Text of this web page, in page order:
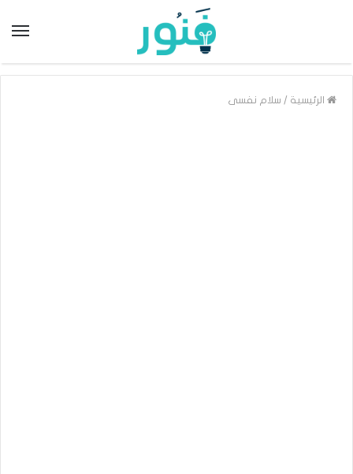
الرئيسية / سلام نفسى